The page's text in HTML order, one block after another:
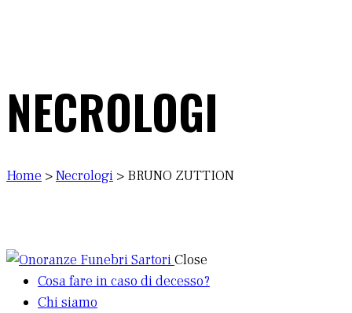
NECROLOGI
Home >Necrologi > BRUNO ZUTTION
Close
Cosa fare in caso di decesso?
Chi siamo